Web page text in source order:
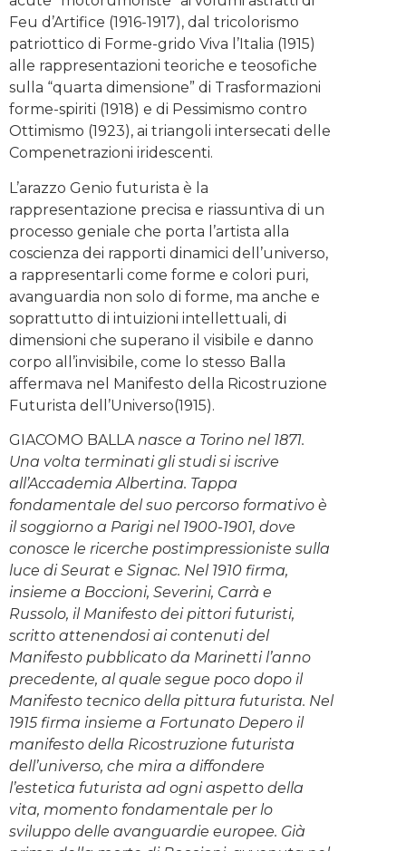
Feu d’Artifice (1916-1917), dal tricolorismo
patriottico di Forme-grido Viva l’Italia (1915)
alle rappresentazioni teoriche e teosofiche
sulla “quarta dimensione” di Trasformazioni
forme-spiriti (1918) e di Pessimismo contro
Ottimismo (1923), ai triangoli intersecati delle
Compenetrazioni iridescenti.
L’arazzo Genio futurista è la
rappresentazione precisa e riassuntiva di un
processo geniale che porta l’artista alla
coscienza dei rapporti dinamici dell’universo,
a rappresentarli come forme e colori puri,
avanguardia non solo di forme, ma anche e
soprattutto di intuizioni intellettuali, di
dimensioni che superano il visibile e danno
corpo all’invisibile, come lo stesso Balla
affermava nel Manifesto della Ricostruzione
Futurista dell’Universo(1915).
GIACOMO BALLAnasce a Torino nel 1871.
Una volta terminati gli studi si iscrive
all’Accademia Albertina. Tappa
fondamentale del suo percorso formativo è
il soggiorno a Parigi nel 1900-1901, dove
conosce le ricerche postimpressioniste sulla
luce di Seurat e Signac. Nel 1910 firma,
insieme a Boccioni, Severini, Carrà e
Russolo, il Manifesto dei pittori futuristi,
scritto attenendosi ai contenuti del
Manifesto pubblicato da Marinetti l’anno
precedente, al quale segue poco dopo il
Manifesto tecnico della pittura futurista. Nel
1915 firma insieme a Fortunato Depero il
manifesto della Ricostruzione futurista
dell’universo, che mira a diffondere
l’estetica futurista ad ogni aspetto della
vita, momento fondamentale per lo
sviluppo delle avanguardie europee. Già